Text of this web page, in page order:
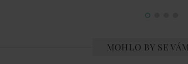
MOHLO BY SE